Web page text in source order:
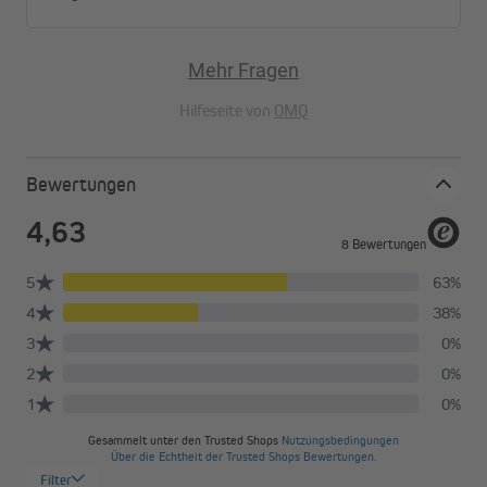
Wir benötigen deine Zustimmung, um den
YouTube Video-Service zu laden!
Mehr Fragen
Hilfeseite von OMQ
Bewertungen